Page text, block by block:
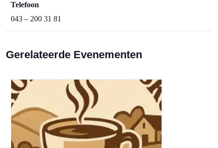
Telefoon
043 – 200 31 81
Gerelateerde Evenementen